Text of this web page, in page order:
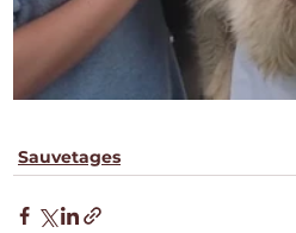
Sauvetages